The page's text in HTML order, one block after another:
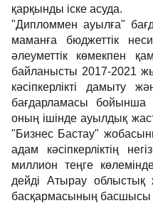
қарқынды іске асуда.
"Дипломмен ауылға"
маманға бюджеттік
әлеуметтік көмекпен
байланысты 2017-2021
кәсіпкерлікті дамыту
бағдарламасы
оның ішінде ауылдық
"Бизнес Бастау"
адам кәсіпкерліктің
миллион теңге
дейді Атырау облыстық
басқармасының басшысы